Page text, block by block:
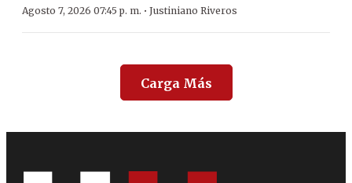
Agosto 7, 2026 07:45 p. m. · Justiniano Riveros
Carga Más